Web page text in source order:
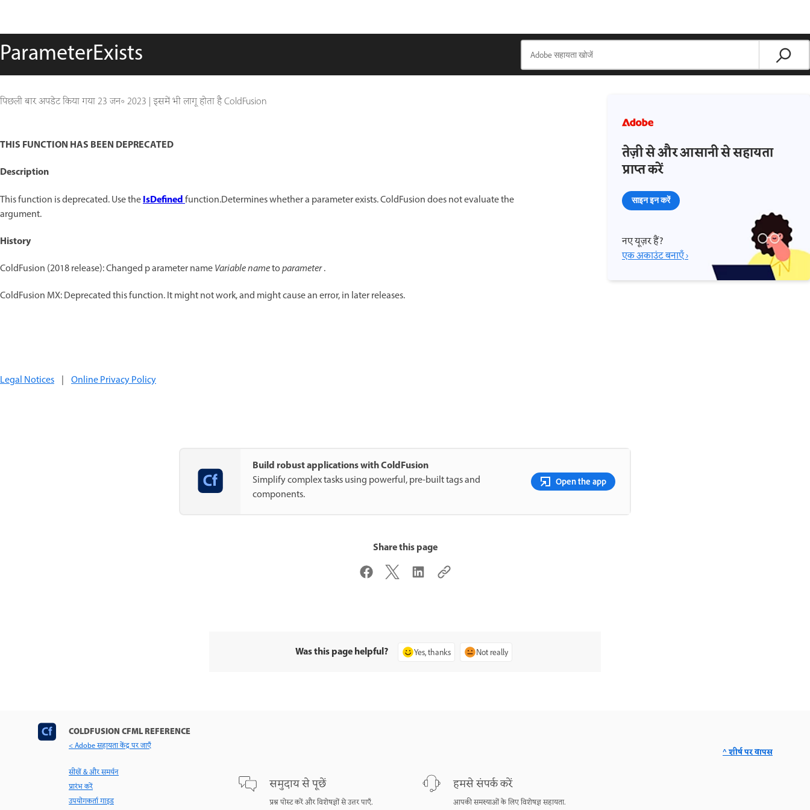
ParameterExists
पिछली बार अपडेट किया गया23 जन॰ 2023 | इसमें भी लागू होता है ColdFusion
THIS FUNCTION HAS BEEN DEPRECATED
Description
This function is deprecated. Use theIsDefinedfunction.Determines whether a parameter exists. ColdFusion does not evaluate the
argument.
History
ColdFusion (2018 release): Changed p arameter nameVariable nametoparameter.
ColdFusion MX: Deprecated this function. It might not work, and might cause an error, in later releases.
तेज़ी से और आसानी से सहायता
प्राप्त करें
साइन इन करें
नए यूज़र हैं?
एक अकाउंट बनाएँ ›
Legal Notices | Online Privacy Policy
Build robust applications with ColdFusion
Simplify complex tasks using powerful, pre-built tags and
components.
Open the app
Share this page
Was this page helpful? Yes, thanks Not really
COLDFUSION CFML REFERENCE
< Adobe सहायता केंद्र पर जाएँ
सीखें & और समर्थन
प्रारंभ करें
उपयोगकर्ता गाइड
समुदाय से पूछें
प्रश्न पोस्ट करें और विशेषज्ञों से उत्तर पाएँ.
हमसे संपर्क करें
आपकी समस्याओं के लिए विशेषज्ञ सहायता.
^ शीर्ष पर वापस